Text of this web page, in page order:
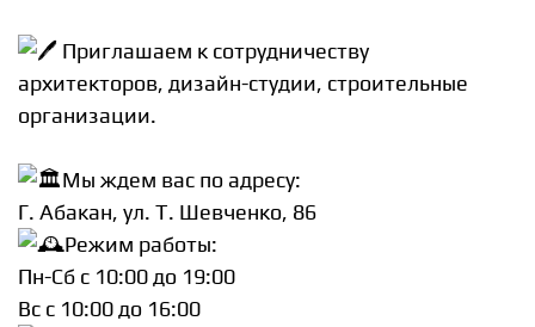
Приглашаем к сотрудничеству
архитекторов, дизайн-студии, строительные
организации.
Мы ждем вас по адресу:
Г. Абакан, ул. Т. Шевченко, 86
Режим работы:
Пн-Сб c 10:00 до 19:00
Вс c 10:00 до 16:00